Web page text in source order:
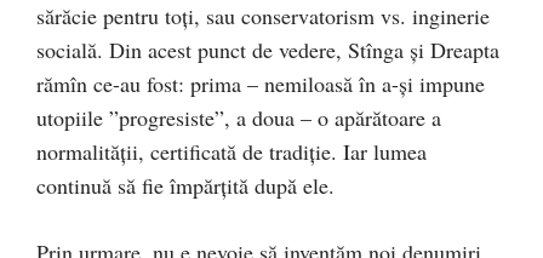
sărăcie pentru toți, sau conservatorism vs. inginerie
socială. Din acest punct de vedere, Stînga și Dreapta
rămîn ce-au fost: prima – nemiloasă în a-și impune
utopiile ”progresiste”, a doua – o apărătoare a
normalității, certificată de tradiție. Iar lumea
continuă să fie împărțită după ele.
Prin urmare, nu e nevoie să inventăm noi denumiri,